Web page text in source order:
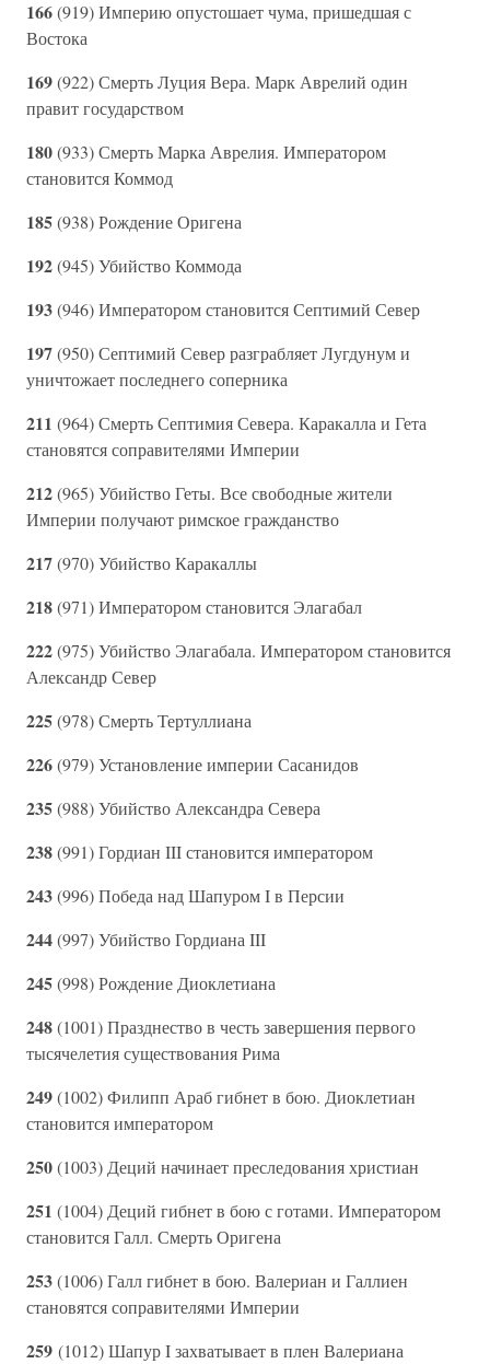
166(919) Империю опустошает чума, пришедшая с
Востока
169(922) Смерть Луция Вера. Марк Аврелий один
правит государством
180(933) Смерть Марка Аврелия. Императором
становится Коммод
185(938) Рождение Оригена
192(945) Убийство Коммода
193(946) Императором становится Септимий Север
197(950) Септимий Север разграбляет Лугдунум и
уничтожает последнего соперника
211 (964) Смерть Септимия Севера. Каракалла и Гета
становятся соправителями Империи
212(965) Убийство Геты. Все свободные жители
Империи получают римское гражданство
217(970) Убийство Каракаллы
218(971) Императором становится Элагабал
222(975) Убийство Элагабала. Императором становится
Александр Север
225(978) Смерть Тертуллиана
226(979) Установление империи Сасанидов
235(988) Убийство Александра Севера
238(991) Гордиан III становится императором
243(996) Победа над Шапуром I в Персии
244(997) Убийство Гордиана III
245(998) Рождение Диоклетиана
248(1001) Празднество в честь завершения первого
тысячелетия существования Рима
249(1002) Филипп Араб гибнет в бою. Диоклетиан
становится императором
250(1003) Деций начинает преследования христиан
251 (1004) Деций гибнет в бою с готами. Императором
становится Галл. Смерть Оригена
253(1006) Галл гибнет в бою. Валериан и Галлиен
становятся соправителями Империи
259 (1012) Шапур I захватывает в плен Валериана